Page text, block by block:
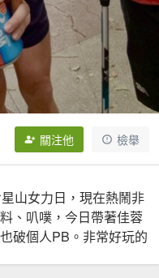
關注他 檢舉
山女力日，現在熱鬧非
、叭噗，今日帶著佳蓉
破個人PB。非常好玩的